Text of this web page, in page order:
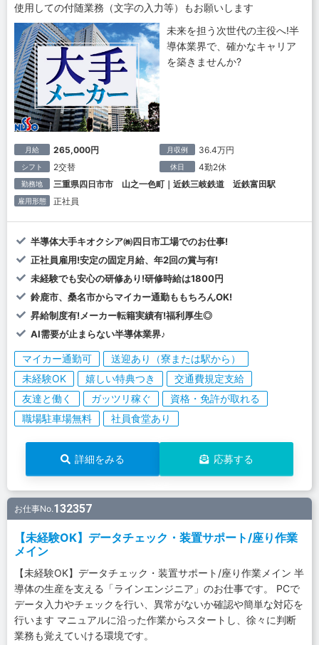
使用しての付随業務（文字の入力等）もお願いします
未来を担う次世代の主役へ!半
導体業界で、確かなキャリア
を築きませんか?
月給 265,000円 月収例 36.4万円
シフト 2交替 休日 4勤2休
勤務地 三重県四日市市 山之一色町｜近鉄三岐鉄道 近鉄富田駅
雇用形態 正社員
半導体大手キオクシア㈱四日市工場でのお仕事!
正社員雇用!安定の固定月給、年2回の賞与有!
未経験でも安心の研修あり!研修時給は1800円
鈴鹿市、桑名市からマイカー通勤ももちろんOK!
昇給制度有!メーカー転籍実績有!福利厚生◎
AI需要が止まらない半導体業界♪
マイカー通勤可
送迎あり（寮または駅から）
未経験OK
嬉しい特典つき
交通費規定支給
友達と働く
ガッツリ稼ぐ
資格・免許が取れる
職場駐車場無料
社員食堂あり
詳細をみる 応募する
お仕事No.132357
【未経験OK】データチェック・装置サポート/座り作業
メイン
【未経験OK】データチェック・装置サポート/座り作業メイン 半
導体の生産を支える「ラインエンジニア」のお仕事です。 PCで
データ入力やチェックを行い、異常がないか確認や簡単な対応を
行います マニュアルに沿った作業からスタートし、徐々に判断
業務も覚えていける環境です。